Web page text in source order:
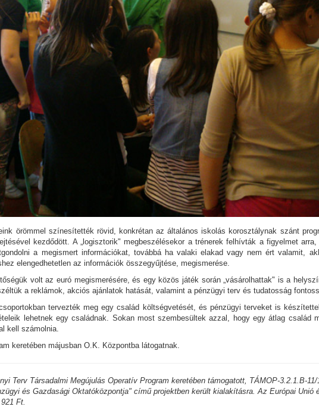
örömmel színesítették rövid, konkrétan az általános iskolás korosztálynak szánt
kezdődött. A „logisztorik" megbeszélésekor a trénerek felhívták a figyelmet
a megismert információkat, továbbá ha valaki elakad vagy nem ért valamit,
elengedhetetlen az információk összegyűjtése, megismerése.
volt az euró megismerésére, és egy közös játék során „vásárolhattak" is a
a reklámok, akciós ajánlatok hatását, valamint a pénzügyi terv és tudatosság
tervezték meg egy család költségvetését, és pénzügyi terveket is
lehetnek egy családnak. Sokan most szembesültek azzal, hogy egy átlag család
kell számolnia.
keretében májusban O.K. Központba látogatnak.
Terv Társadalmi Megújulás Operatív Program keretében támogatott, TÁMOP-3.2.1.B-
és Gazdasági Oktatóközpontja" című projektben került kialakításra. Az Európai Unió
Ft.